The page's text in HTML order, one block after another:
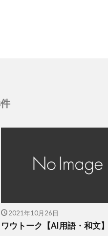
2021年10月26日
ワウトーク【AI用語・和文】